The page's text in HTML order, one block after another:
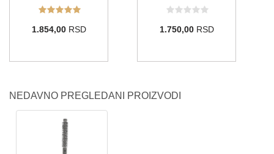
1.854,00RSD 1.750,00RSD
NEDAVNO PREGLEDANI PROIZVODI